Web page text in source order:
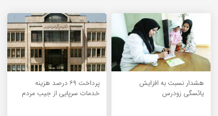
هشدار نسبت به افزایش
یائسگی زودرس
پرداخت ۶۹ درصد هزینه
خدمات سرپایی از جیب مردم